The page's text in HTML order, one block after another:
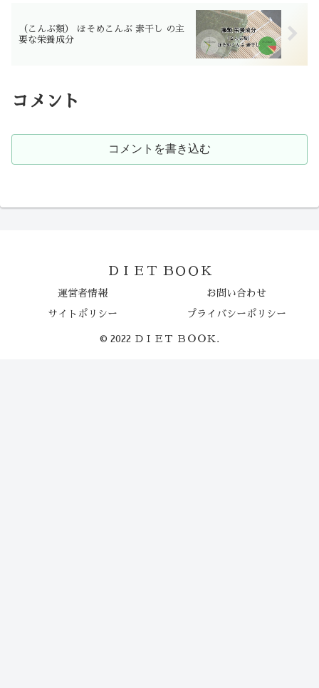
（こんぶ類） ほそめこんぶ 素干し の主
要な栄養成分
コメント
コメントを書き込む
ＤＩＥＴ ＢＯＯＫ
運営者情報 お問い合わせ
サイトポリシー プライバシーポリシー
© 2022 ＤＩＥＴ ＢＯＯＫ.